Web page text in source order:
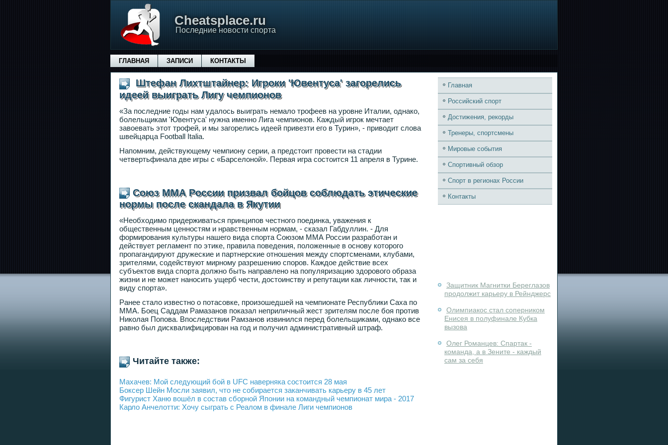
Сheatsplace.ru
Последние новости спорта
ГЛАВНАЯ ЗАПИСИ КОНТАКТЫ
Штефан Лихтштайнер: Игроки 'Ювентуса' загорелись
идеей выиграть Лигу чемпионов
«За последние годы нам удалось выиграть немало трофеев на уровне Италии, однако,
болельщикам 'Ювентуса' нужна именно Лига чемпионов. Каждый игрок мечтает
завоевать этот трофей, и мы загорелись идеей привезти его в Турин», - приводит слова
швейцарца Football Italia.
Напомним, действующему чемпиону серии, а предстоит провести на стадии
четвертьфинала две игры с «Барселоной». Первая игра состоится 11 апреля в Турине.
Союз ММА России призвал бойцов соблюдать этические
нормы после скандала в Якутии
«Необходимо придерживаться принципов честного поединка, уважения к
общественным ценностям и нравственным нормам, - сказал Габдуллин. - Для
формирования культуры нашего вида спорта Союзом ММА России разработан и
действует регламент по этике, правила поведения, положенные в основу которого
пропагандируют дружеские и партнерские отношения между спортсменами, клубами,
зрителями, содействуют мирному разрешению споров. Каждое действие всех
субъектов вида спорта должно быть направлено на популяризацию здорового образа
жизни и не может наносить ущерб чести, достоинству и репутации как личности, так и
виду спорта».
Ранее стало известно о потасовке, произошедшей на чемпионате Республики Саха по
ММА. Боец Саддам Рамазанов показал неприличный жест зрителям после боя против
Николая Попова. Впоследствии Рамзанов извинился перед болельщиками, однако все
равно был дисквалифицирован на год и получил административный штраф.
Читайте также:
Махачев: Мой следующий бой в UFC наверняка состоится 28 мая
Боксер Шейн Мосли заявил, что не собирается заканчивать карьеру в 45 лет
Фигурист Ханю вошёл в состав сборной Японии на командный чемпионат мира - 2017
Карло Анчелотти: Хочу сыграть с Реалом в финале Лиги чемпионов
Главная
Российский спорт
Достижения, рекорды
Тренеры, спортсмены
Мировые события
Спортивный обзор
Спорт в регионах России
Контакты
Защитник Магнитки Береглазов
продолжит карьеру в Рейнджерс
Олимпиакос стал соперником
Енисея в полуфинале Кубка
вызова
Олег Романцев: Спартак -
команда, а в Зените - каждый
сам за себя